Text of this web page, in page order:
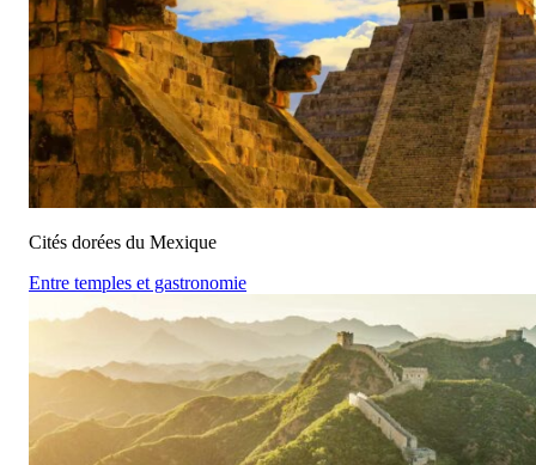
Cités dorées du Mexique
Entre temples et gastronomie